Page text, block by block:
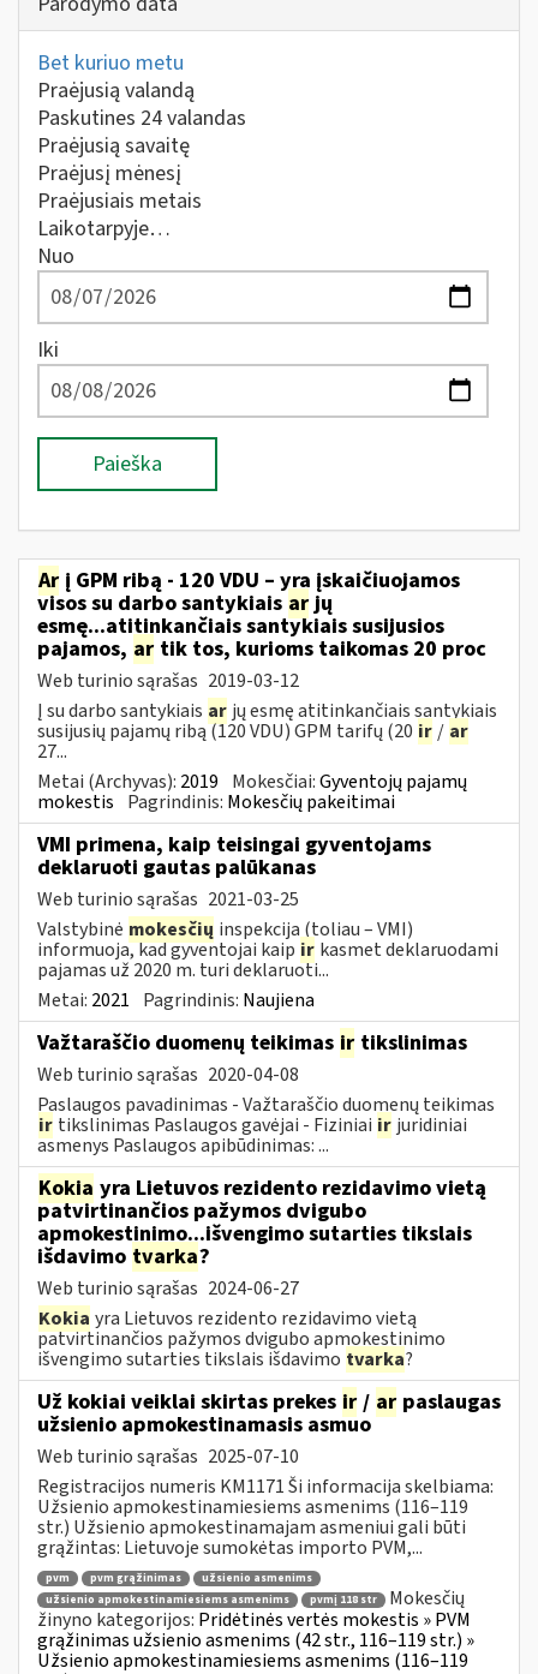
Bet kuriuo metu
Praėjusią valandą
Paskutines 24 valandas
Praėjusią savaitę
Praėjusį mėnesį
Praėjusiais metais
Laikotarpyje…
Nuo
Iki
Paieška
Ar į GPM ribą - 120 VDU – yra įskaičiuojamos
visos su darbo santykiais arjų
esmę...atitinkančiais santykiais susijusios
pajamos, ar tik tos, kurioms taikomas 20 proc
Web turinio sąrašas 2019-03-12
Į su darbo santykiais ar jų esmę atitinkančiais santykiais
susijusių pajamų ribą (120 VDU) GPM tarifų (20 ir / ar
27...
Metai (Archyvas): 2019 Mokesčiai:Gyventojų pajamų
mokestis Pagrindinis: Mokesčių pakeitimai
VMI primena, kaip teisingai gyventojams
deklaruoti gautas palūkanas
Web turinio sąrašas 2021-03-25
Valstybinė mokesčių inspekcija (toliau – VMI)
informuoja, kad gyventojai kaip ir kasmet deklaruodami
pajamas už 2020 m. turi deklaruoti...
Metai: 2021 Pagrindinis: Naujiena
Važtaraščio duomenų teikimas ir tikslinimas
Web turinio sąrašas 2020-04-08
Paslaugos pavadinimas - Važtaraščio duomenų teikimas
ir tikslinimas Paslaugos gavėjai - Fiziniai ir juridiniai
asmenys Paslaugos apibūdinimas: ...
Kokia yra Lietuvos rezidento rezidavimo vietą
patvirtinančios pažymos dvigubo
apmokestinimo...išvengimo sutarties tikslais
išdavimo tvarka?
Web turinio sąrašas 2024-06-27
Kokia yra Lietuvos rezidento rezidavimo vietą
patvirtinančios pažymos dvigubo apmokestinimo
išvengimo sutarties tikslais išdavimo tvarka?
Už kokiai veiklai skirtas prekes ir / ar paslaugas
užsienio apmokestinamasis asmuo
Web turinio sąrašas 2025-07-10
Registracijos numeris KM1171 Ši informacija skelbiama:
Užsienio apmokestinamiesiems asmenims (116–119
str.) Užsienio apmokestinamajam asmeniui gali būti
grąžintas: Lietuvoje sumokėtas importo PVM,...
pvm pvm grąžinimas
užsienio asmenims
užsienio apmokestinamiesiems asmenims
pvmį 118 str
Mokesčių
žinyno kategorijos: Pridėtinės vertės mokestis » PVM
grąžinimas užsienio asmenims (42 str., 116–119 str.) »
Užsienio apmokestinamiesiems asmenims (116–119